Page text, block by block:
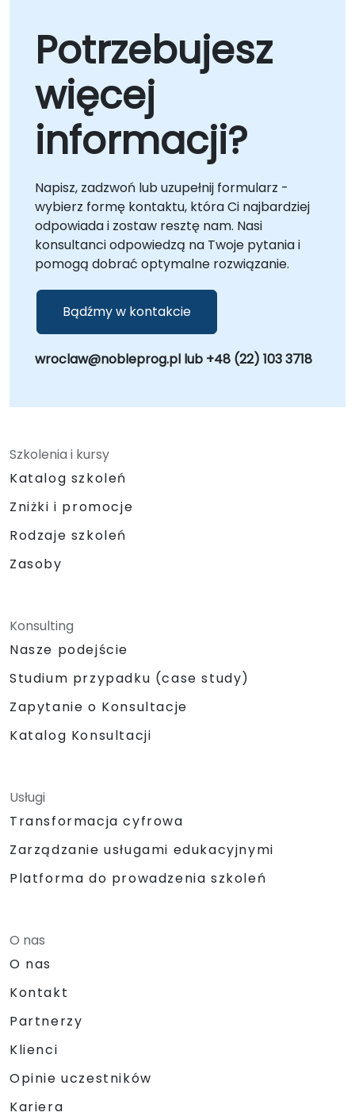
Potrzebujesz
więcej
informacji?
Napisz, zadzwoń lub uzupełnij formularz -
wybierz formę kontaktu, która Ci najbardziej
odpowiada i zostaw resztę nam. Nasi
konsultanci odpowiedzą na Twoje pytania i
pomogą dobrać optymalne rozwiązanie.
Bądźmy w kontakcie
wroclaw@nobleprog.pl lub +48 (22) 103 3718
Szkolenia i kursy
Katalog szkoleń
Zniżki i promocje
Rodzaje szkoleń
Zasoby
Konsulting
Nasze podejście
Studium przypadku (case study)
Zapytanie o Konsultacje
Katalog Konsultacji
Usługi
Transformacja cyfrowa
Zarządzanie usługami edukacyjnymi
Platforma do prowadzenia szkoleń
O nas
O nas
Kontakt
Partnerzy
Klienci
Opinie uczestników
Kariera